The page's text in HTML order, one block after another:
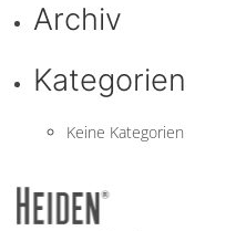
Archiv
Kategorien
Keine Kategorien